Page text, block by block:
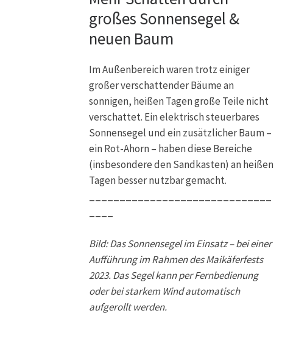
großes Sonnensegel &
neuen Baum
Im Außenbereich waren trotz einiger
großer verschattender Bäume an
sonnigen, heißen Tagen große Teile nicht
verschattet. Ein elektrisch steuerbares
Sonnensegel und ein zusätzlicher Baum –
ein Rot-Ahorn – haben diese Bereiche
(insbesondere den Sandkasten) an heißen
Tagen besser nutzbar gemacht.
Bild: Das Sonnensegel im Einsatz – bei einer
Aufführung im Rahmen des Maikäferfests
2023. Das Segel kann per Fernbedienung
oder bei starkem Wind automatisch
aufgerollt werden.